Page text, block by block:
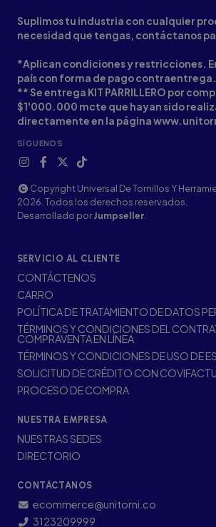
Suplimos tu industria con cualquier
necesidad que tengas, contáctanos
*Aplican condiciones y restricciones.
país con forma de pago contraentrega.
** Se entrega KIT PARRILLERO por
$1'000.000 mcte que hayan sido
directamente en la página
SÍGUENOS
Copyright Universal De Tornillos Y
2026. Todos los derechos reservados.
Desarrollado porJumpseller
SERVICIO AL CLIENTE
CONTÁCTENOS
CARRO
POLÍTICA DE TRATAMIENTO DE DATOS
TÉRMINOS Y CONDICIONES DEL
COMPRAVENTA EN LÍNEA
TÉRMINOS Y CONDICIONES DE USO DE
SOLICITUD DE CRÉDITO CON
PROCESO DE COMPRA
NUESTRA EMPRESA
NUESTRAS SEDES
DIRECTORIO
CONTÁCTANOS
ecommerce@unitorni.co
3123209999